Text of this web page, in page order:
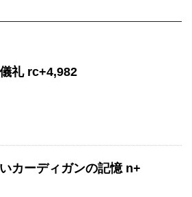
礼 rc+4,982
カーディガンの記憶 n+